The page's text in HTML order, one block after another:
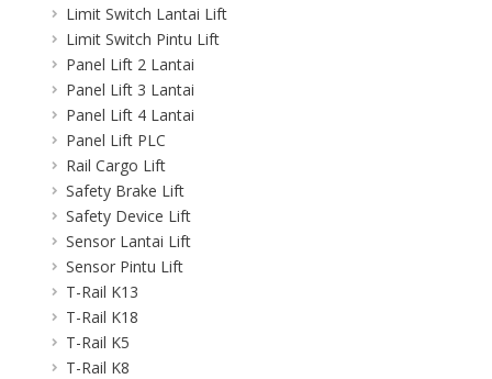
Limit Switch Lantai Lift
Limit Switch Pintu Lift
Panel Lift 2 Lantai
Panel Lift 3 Lantai
Panel Lift 4 Lantai
Panel Lift PLC
Rail Cargo Lift
Safety Brake Lift
Safety Device Lift
Sensor Lantai Lift
Sensor Pintu Lift
T-Rail K13
T-Rail K18
T-Rail K5
T-Rail K8